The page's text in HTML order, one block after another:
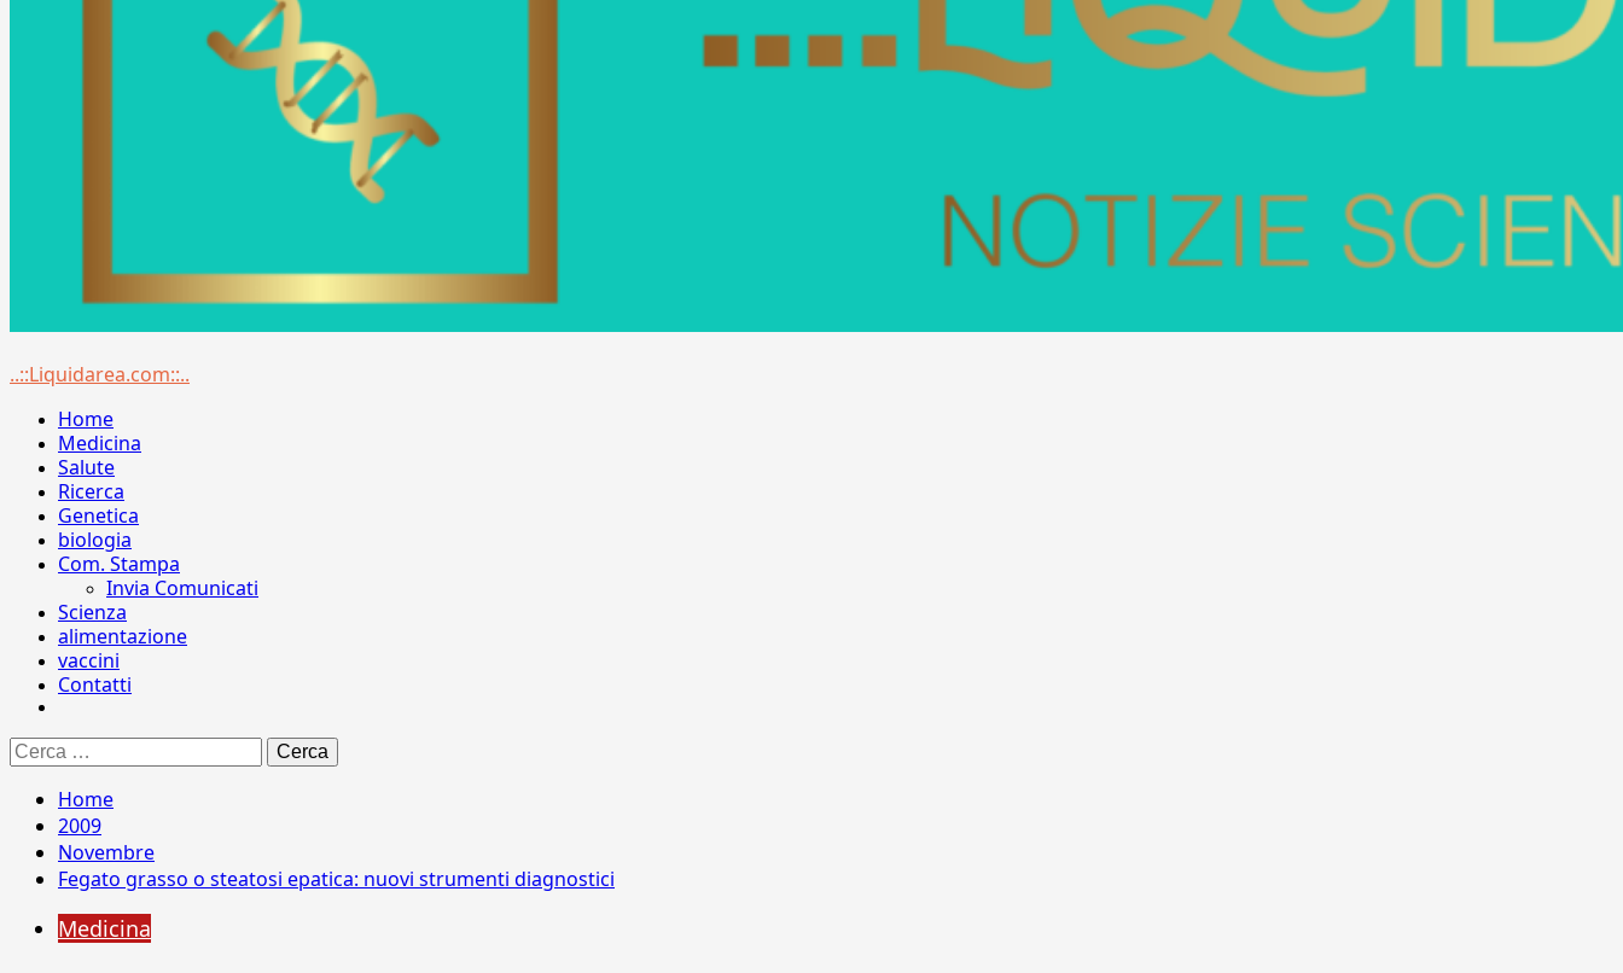
Menu
..::Liquidarea.com::..
Home
Medicina
Salute
Ricerca
Genetica
biologia
Com. Stampa
Invia Comunicati
Scienza
alimentazione
vaccini
Contatti
Ricerca
per:
Home
2009
Novembre
Fegato grasso o steatosi epatica: nuovi strumenti diagnostici
Medicina